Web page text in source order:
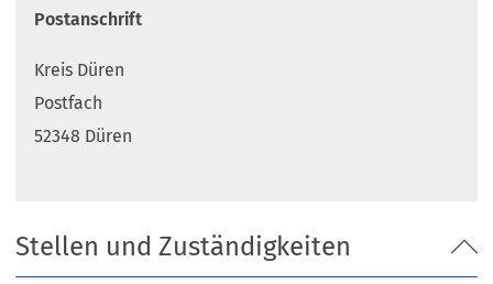
f
e
t
i
e
m
Postanschrift
Kreis Düren
Postfach
52348 Düren
Stellen und Zuständigkeiten